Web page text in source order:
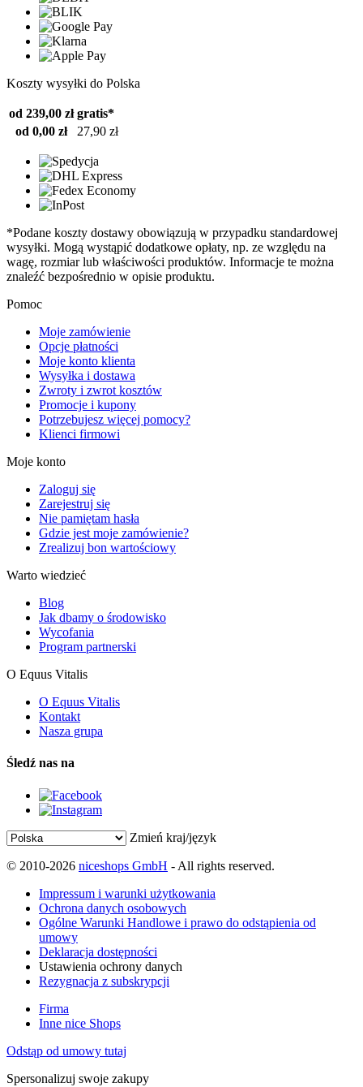
Koszty wysyłki do Polska
od 239,00 zł gratis*
od 0,00 zł
27,90 zł
*Podane koszty dostawy obowiązują w przypadku standardowej
wysyłki. Mogą wystąpić dodatkowe opłaty, np. ze względu na
wagę, rozmiar lub właściwości produktów. Informacje te można
znaleźć bezpośrednio w opisie produktu.
Pomoc
Moje zamówienie
Opcje płatności
Moje konto klienta
Wysyłka i dostawa
Zwroty i zwrot kosztów
Promocje i kupony
Potrzebujesz więcej pomocy?
Klienci firmowi
Moje konto
Zaloguj się
Zarejestruj się
Nie pamiętam hasła
Gdzie jest moje zamówienie?
Zrealizuj bon wartościowy
Warto wiedzieć
Blog
Jak dbamy o środowisko
Wycofania
Program partnerski
O Equus Vitalis
O Equus Vitalis
Kontakt
Nasza grupa
Śledź nas na
Zmień kraj/język
© 2010-2026 niceshops GmbH - All rights reserved.
Impressum i warunki użytkowania
Ochrona danych osobowych
Ogólne Warunki Handlowe i prawo do odstąpienia od
umowy
Deklaracja dostępności
Ustawienia ochrony danych
Rezygnacja z subskrypcji
Firma
Inne nice Shops
Odstąp od umowy tutaj
Spersonalizuj swoje zakupy